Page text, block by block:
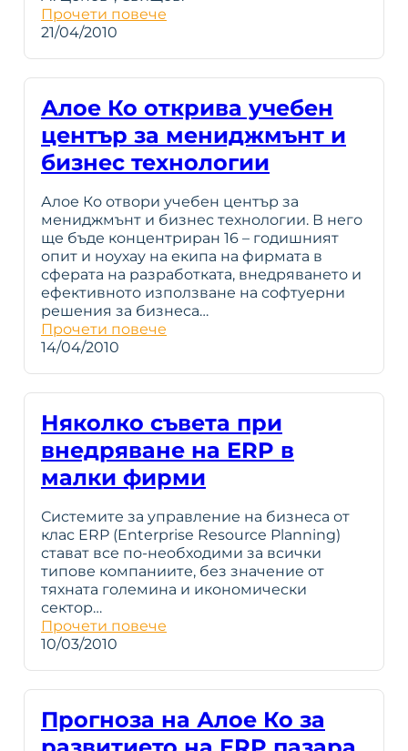
Прочети повече
21/04/2010
Алое Ко открива учебен
център за мениджмънт и
бизнес технологии
Алое Ко отвори учебен център за
мениджмънт и бизнес технологии. В него
ще бъде концентриран 16 – годишният
опит и ноухау на екипа на фирмата в
сферата на разработката, внедряването и
ефективното използване на софтуерни
решения за бизнеса…
Прочети повече
14/04/2010
Няколко съвета при
внедряване на ERP в
малки фирми
Системите за управление на бизнеса от
клас ERP (Enterprise Resource Planning)
стават все по-необходими за всички
типове компаниите, без значение от
тяхната големина и икономически
сектор…
Прочети повече
10/03/2010
Прогноза на Алое Ко за